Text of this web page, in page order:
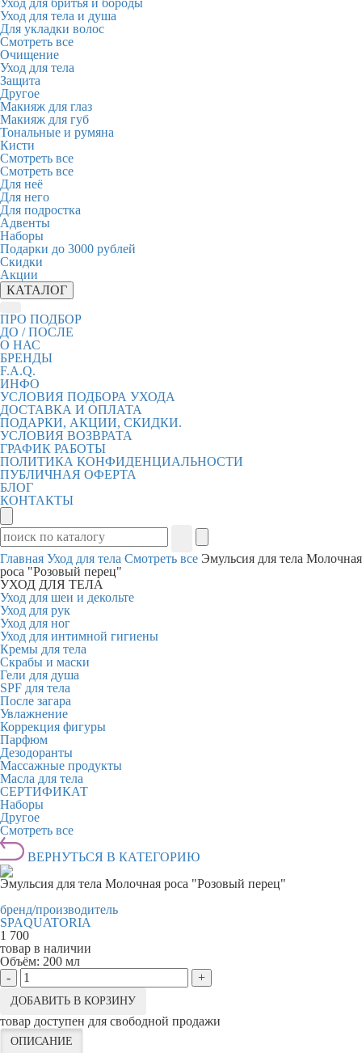
Уход для бритья и бороды
Уход для тела и душа
Для укладки волос
Смотреть все
Очищение
Уход для тела
Защита
Другое
Макияж для глаз
Макияж для губ
Тональные и румяна
Кисти
Смотреть все
Смотреть все
Для неё
Для него
Для подростка
Адвенты
Наборы
Подарки до 3000 рублей
Скидки
Акции
КАТАЛОГ
ПРО ПОДБОР
ДО / ПОСЛЕ
О НАС
БРЕНДЫ
F.A.Q.
ИНФО
УСЛОВИЯ ПОДБОРА УХОДА
ДОСТАВКА И ОПЛАТА
ПОДАРКИ, АКЦИИ, СКИДКИ.
УСЛОВИЯ ВОЗВРАТА
ГРАФИК РАБОТЫ
ПОЛИТИКА КОНФИДЕНЦИАЛЬНОСТИ
ПУБЛИЧНАЯ ОФЕРТА
БЛОГ
КОНТАКТЫ
Главная Уход для тела Смотреть все Эмульсия для тела Молочная
роса "Розовый перец"
УХОД ДЛЯ ТЕЛА
Уход для шеи и декольте
Уход для рук
Уход для ног
Уход для интимной гигиены
Кремы для тела
Скрабы и маски
Гели для душа
SPF для тела
После загара
Увлажнение
Коррекция фигуры
Парфюм
Дезодоранты
Массажные продукты
Масла для тела
СЕРТИФИКАТ
Наборы
Другое
Смотреть все
ВЕРНУТЬСЯ В КАТЕГОРИЮ
Эмульсия для тела Молочная роса "Розовый перец"
бренд/производитель
SPAQUATORIA
1 700
товар в наличии
Объём: 200 мл
-
+
ДОБАВИТЬ В КОРЗИНУ
товар доступен для свободной продажи
ОПИСАНИЕ